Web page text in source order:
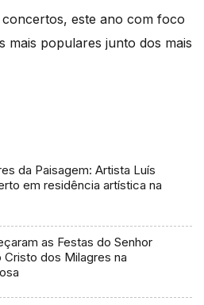
este ano com foco
mais populares junto dos mais
da Paisagem: Artista Luís
em residência artística na
as Festas do Senhor
Cristo dos Milagres na